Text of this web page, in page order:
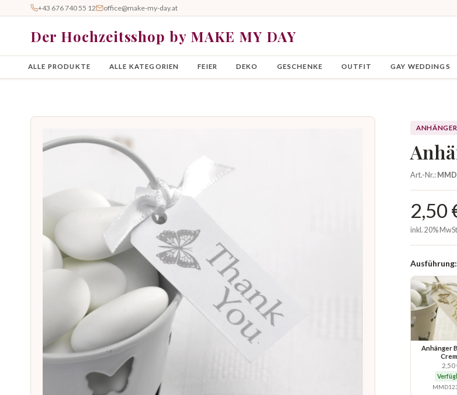
+43 676 740 55 12 office@make-my-day.at
Der Hochzeitsshop by MAKE MY DAY
ALLE PRODUKTE ALLE KATEGORIEN FEIER DEKO GESCHENKE OUTFIT GAY WEDDINGS
ANHÄNGER
Art.-Nr.:
2,50
inkl. 20%
Ausführung:
Anhänger
2,50